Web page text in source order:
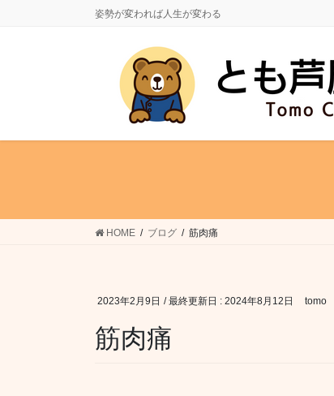
動
に
姿勢が変われば人生が変わる
HOME ブログ 筋肉痛
2023年2月9日 / 最終更新日 : 2024年8月12日 tomo
筋肉痛